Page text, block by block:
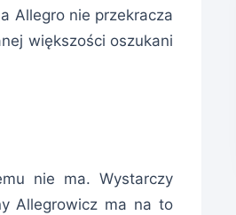
Allegro nie przekracza
większości oszukani
nie ma. Wystarczy
Allegrowicz ma na to